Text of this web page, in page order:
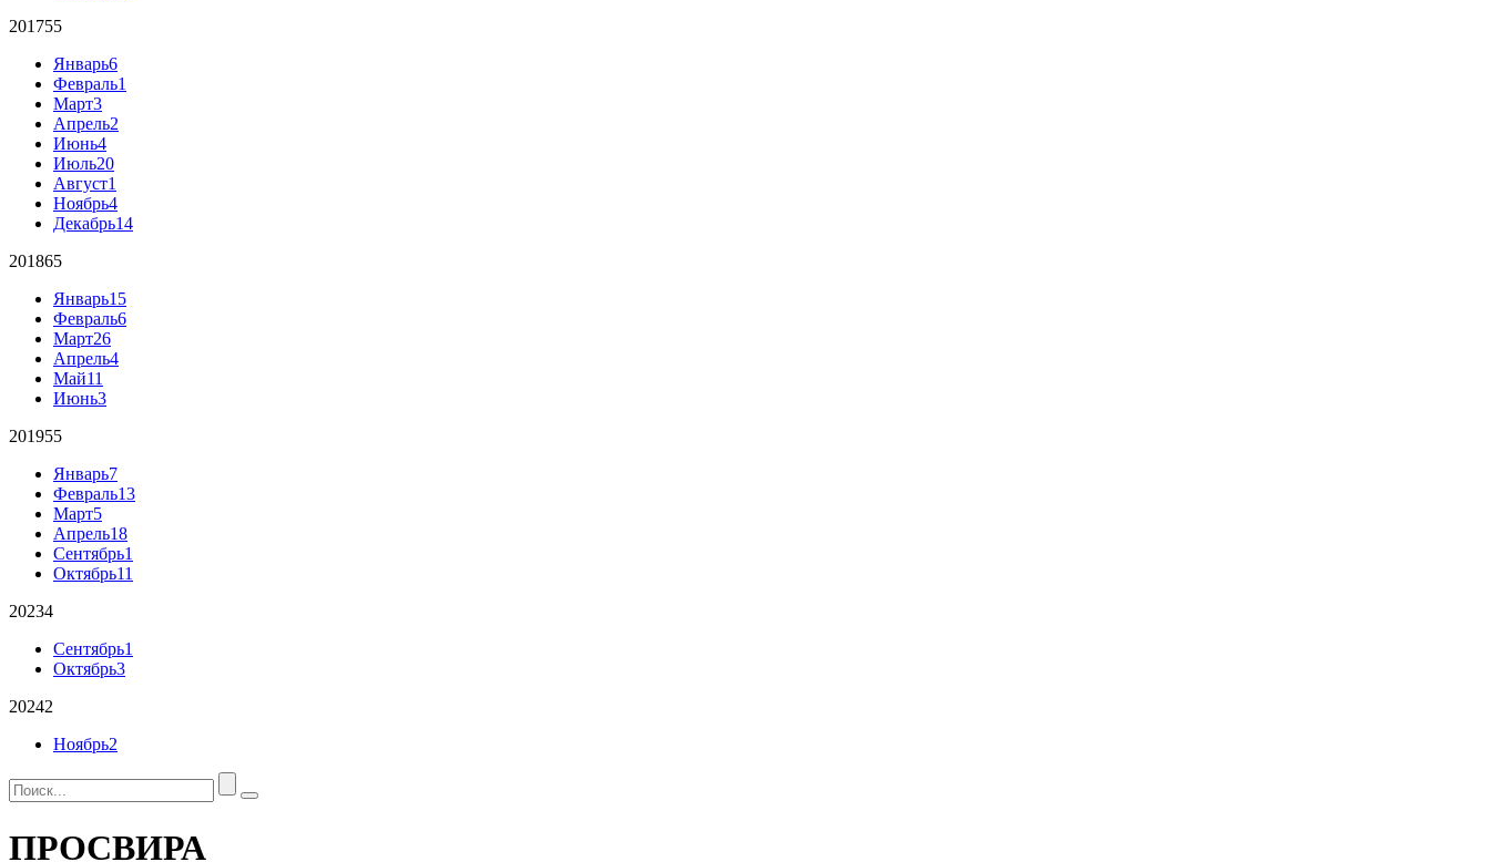
201755
Январь6
Февраль1
Март3
Апрель2
Июнь4
Июль20
Август1
Ноябрь4
Декабрь14
201865
Январь15
Февраль6
Март26
Апрель4
Май11
Июнь3
201955
Январь7
Февраль13
Март5
Апрель18
Сентябрь1
Октябрь11
20234
Сентябрь1
Октябрь3
20242
Ноябрь2
ПРОСВИРА